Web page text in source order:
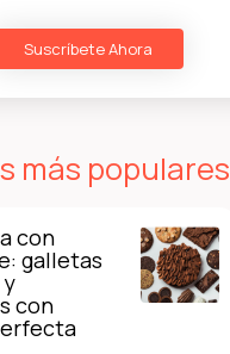
Suscríbete Ahora
más populares
con
galletas
con